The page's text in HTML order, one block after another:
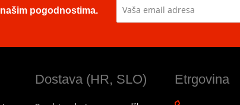
pogodnostima.
Dostava (HR, SLO) Etrgovina